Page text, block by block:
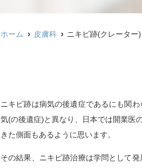
ホーム 皮膚科 ニキビ跡(クレーター)
ニキビ跡は病気の後遺症であるにも関
気(の後遺症)と異なり、日本では開業医
きた側面もあるように思います。
その結果、ニキビ跡治療は学問として